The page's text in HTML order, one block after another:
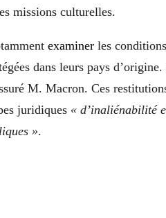
missions culturelles.
examiner les
dans leurs pays d’origine.
M. Macron. Ces
juridiques « d’inaliénabilité
».